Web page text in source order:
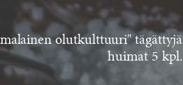
olutkulttuuri"
huimat 5 kpl.